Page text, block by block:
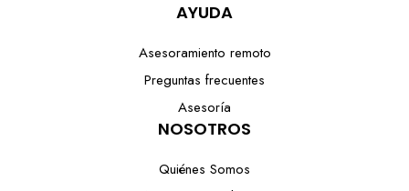
AYUDA
Asesoramiento remoto
Preguntas frecuentes
Asesoría
NOSOTROS
Quiénes Somos